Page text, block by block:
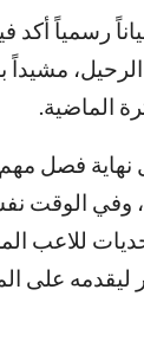
رسمياً أكد
مشيداً
الماضية.
نهاية فصل
وفي الوقت
للاعب
ليقدمه على